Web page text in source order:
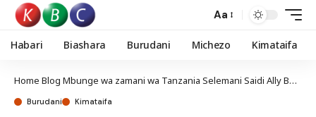
Aa
Habari Biashara Burudani Michezo Kimataifa
Home Blog Mbunge wa zamani wa Tanzania Selemani Saidi Ally Bungara afariki
Burudani Kimataifa